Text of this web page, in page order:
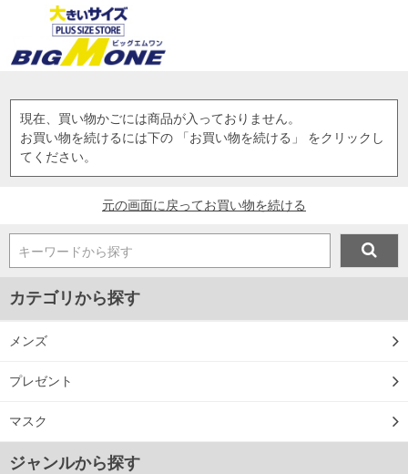
現在、買い物かごには商品が入っておりません。
お買い物を続けるには下の 「お買い物を続ける」 をクリックし
てください。
元の画面に戻ってお買い物を続ける
キーワードから探す
カテゴリから探す
メンズ
プレゼント
マスク
ジャンルから探す